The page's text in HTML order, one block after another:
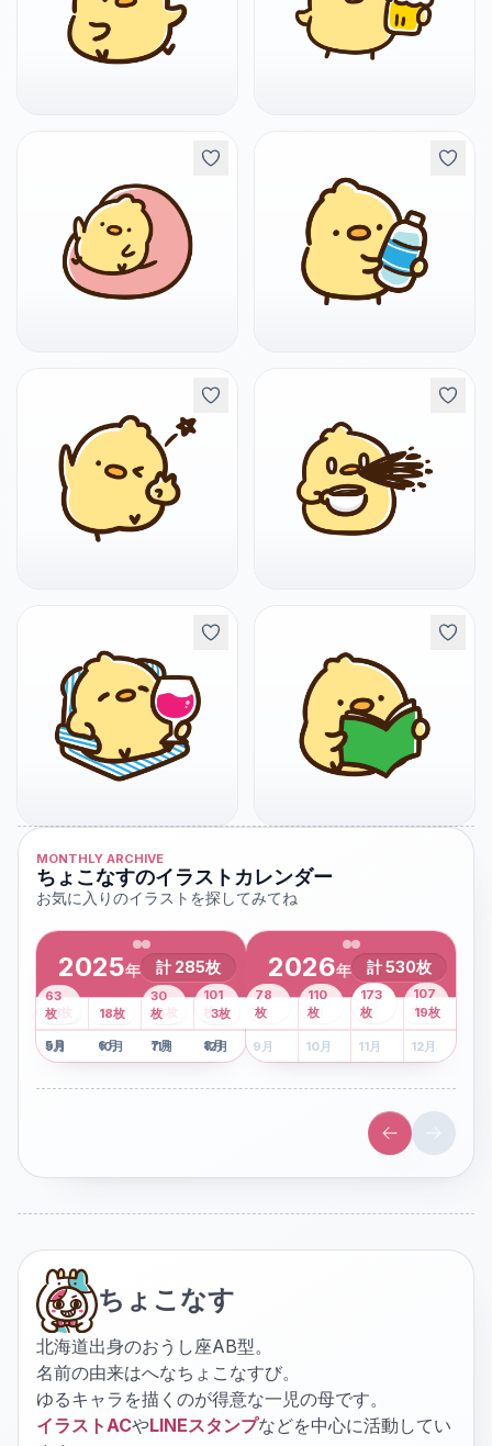
MONTHLY ARCHIVE
ちょこなすのイラストカレンダー
お気に入りのイラストを探してみてね
2025年 計 285枚
1月
2枚 2月 3月 4月
8枚
5月
41 枚
6月
13枚
7月
6枚
8月
101
枚
9月
63
枚
10月
18枚
11月
30
枚
12月
3枚
2026年 計530枚
1月 2月 3月
43
枚
4月
107
枚
5 月
78
枚
6月
110
枚
7月
173
枚
8月
19枚
9 月 10月 11月 12月
ちょこなす
北海道出身のおうし座AB型。
名前の由来はへなちょこなすび。
ゆるキャラを描くのが得意な一児の母です。
イラストACやLINEスタンプなどを中心に活動してい